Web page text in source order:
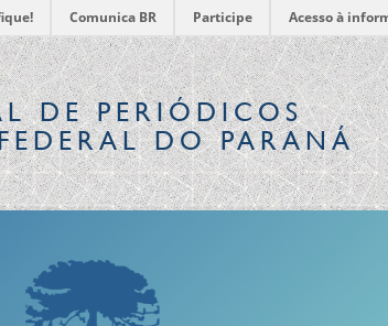
Comunica BR Participe Acesso à
DE PERIÓDICOS
DO PARANÁ